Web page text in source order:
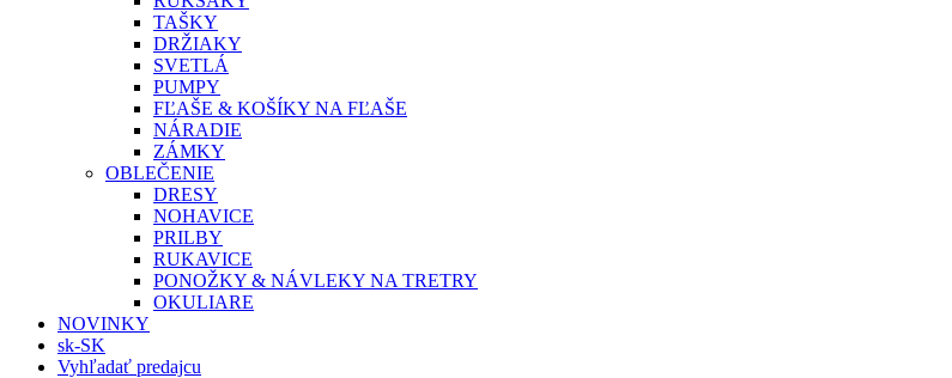
TAŠKY
DRŽIAKY
SVETLÁ
PUMPY
FĽAŠE & KOŠÍKY NA FĽAŠE
NÁRADIE
ZÁMKY
OBLEČENIE
DRESY
NOHAVICE
PRILBY
RUKAVICE
PONOŽKY & NÁVLEKY NA TRETRY
OKULIARE
NOVINKY
sk-SK
Vyhľadať predajcu